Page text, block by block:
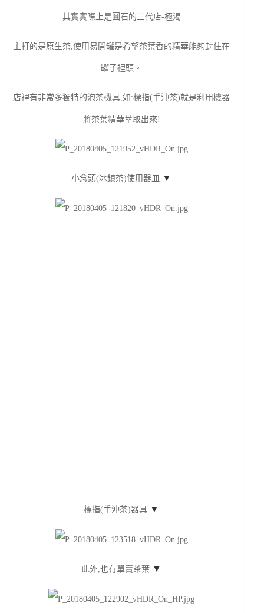
其實實際上是圓石的三代店-極渴
主打的是原生茶,使用易開罐是希望茶葉香的精華能夠封住在
罐子裡頭。
店裡有非常多獨特的泡茶機具,如:標指(手沖茶)就是利用機器
將茶葉精華萃取出來!
小念頭(冰鎮茶)使用器皿 ▼
標指(手沖茶)器具 ▼
此外,也有單賣茶葉 ▼